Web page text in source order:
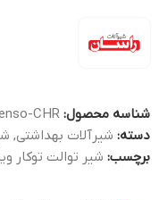
شناسه محصول: CHR
دسته: شیرآلات بهداشتی,
برچسب: شیر توالت توکار